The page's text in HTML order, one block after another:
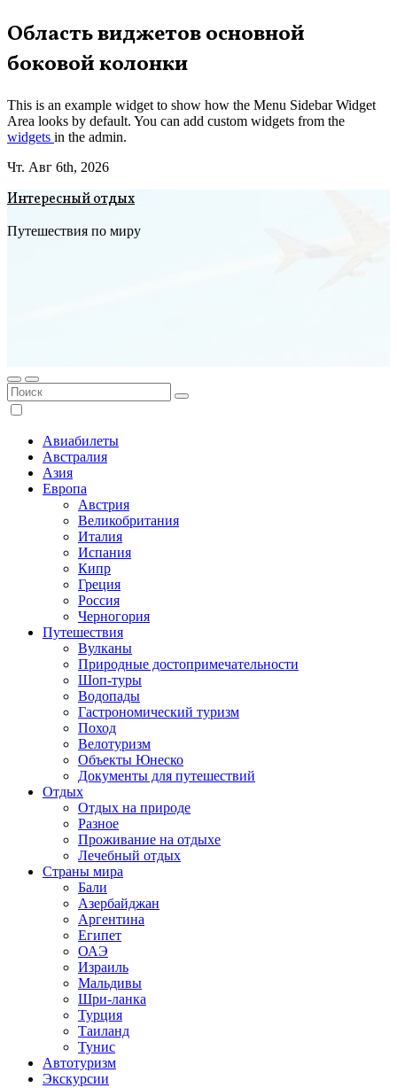
Перейти
к
содержимому
Область виджетов основной
боковой колонки
This is an example widget to show how the Menu Sidebar Widget
Area looks by default. You can add custom widgets from the
widgets in the admin.
Чт. Авг 6th, 2026
Интересный отдых
Путешествия по миру
Авиабилеты
Австралия
Азия
Европа
Австрия
Великобритания
Италия
Испания
Кипр
Греция
Россия
Черногория
Путешествия
Вулканы
Природные достопримечательности
Шоп-туры
Водопады
Гастрономический туризм
Поход
Велотуризм
Объекты Юнеско
Документы для путешествий
Отдых
Отдых на природе
Разное
Проживание на отдыхе
Лечебный отдых
Страны мира
Бали
Азербайджан
Аргентина
Египет
ОАЭ
Израиль
Мальдивы
Шри-ланка
Турция
Таиланд
Тунис
Автотуризм
Экскурсии